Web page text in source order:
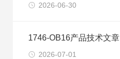
2026-06-30
1746-OB16产品技术文章
2026-07-01